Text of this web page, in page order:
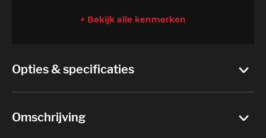
+ Bekijk alle kenmerken
Opties & specificaties
Omschrijving